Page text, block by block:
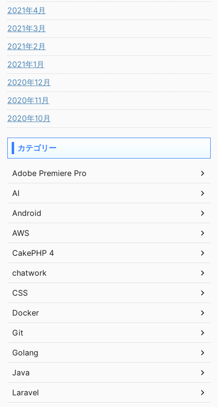
2021年4月
2021年3月
2021年2月
2021年1月
2020年12月
2020年11月
2020年10月
カテゴリー
Adobe Premiere Pro
AI
Android
AWS
CakePHP 4
chatwork
CSS
Docker
Git
Golang
Java
Laravel